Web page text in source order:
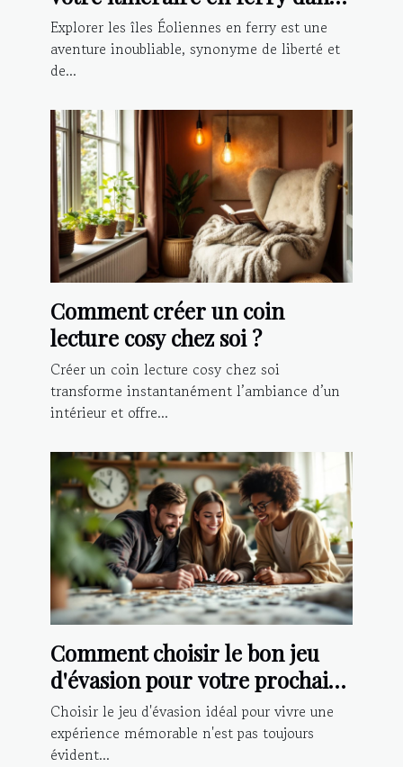
les îles Éoliennes
Explorer les îles Éoliennes en ferry est une
aventure inoubliable, synonyme de liberté et
de...
Comment créer un coin
lecture cosy chez soi ?
Créer un coin lecture cosy chez soi
transforme instantanément l’ambiance d’un
intérieur et offre...
Comment choisir le bon jeu
d'évasion pour votre prochaine
aventure ?
Choisir le jeu d'évasion idéal pour vivre une
expérience mémorable n'est pas toujours
évident...